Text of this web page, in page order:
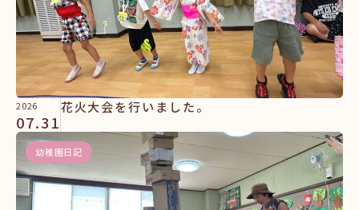
2026
07.31
花火大会を行いました。
幼稚園日記